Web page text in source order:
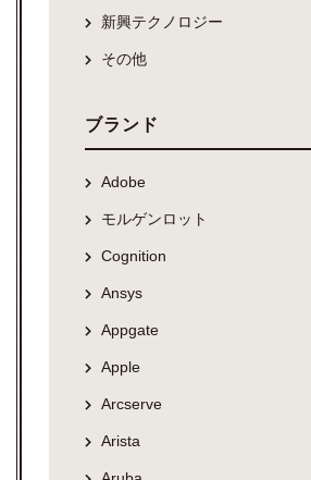
新興テクノロジー
その他
ブランド
Adobe
モルゲンロット
Cognition
Ansys
Appgate
Apple
Arcserve
Arista